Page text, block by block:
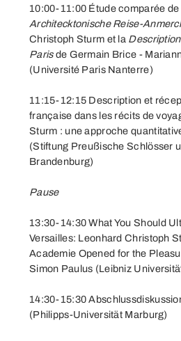
10:00-11:00 Étude comparée
Architecktonische Reise-
Christoph Sturm et la
Parisde Germain Brice -
(Université Paris Nanterre)
11:15-12:15 Description et
française dans les récits de
Sturm : une approche
(Stiftung Preußische Schlösser
Brandenburg)
Pause
13:30-14:30 What You Should
Versailles: Leonhard Christoph
Academie Opened for the
Simon Paulus (Leibniz
14:30-15:30
(Philipps-Universität Marburg)